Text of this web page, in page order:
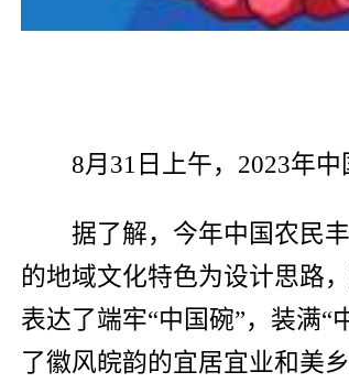
8月31日上午，2023年
据了解，今年中国农民
的地域文化特色为设计思路
表达了端牢“中国碗”，装满
了徽风皖韵的宜居宜业和美